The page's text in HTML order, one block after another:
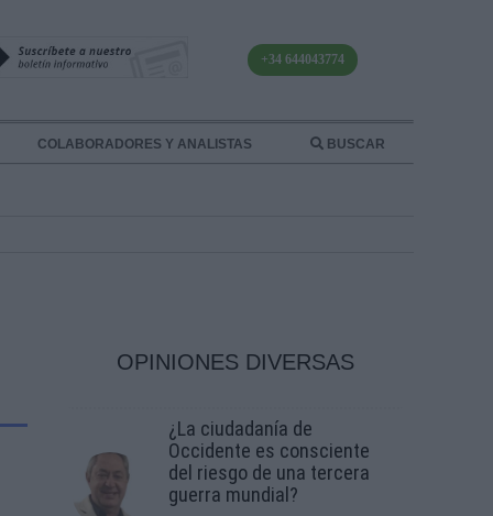
+34 644043774
COLABORADORES Y ANALISTAS BUSCAR
OPINIONES DIVERSAS
¿La ciudadanía de
Occidente es consciente
del riesgo de una tercera
guerra mundial?